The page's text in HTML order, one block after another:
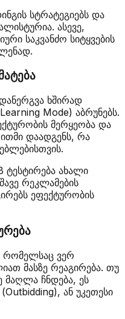
სტრატეგიებს და
ასევე,
საკვანძო სიტყვების
ხშირად
Mode) აბრუნებს.
მერყეობა და
დაადგენს, რა
ტესტირება ახალი
რეკლამების
ეფექტურობის
რომელსაც ვერ
მასზე რეაგირება. თუ
მაღლა ჩნდება, ეს
ან უკეთესი